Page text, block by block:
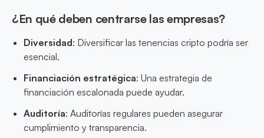
¿En qué deben centrarse las empresas?
Diversidad: Diversificar las tenencias cripto podría ser
esencial.
Financiación estratégica: Una estrategia de
financiación escalonada puede ayudar.
Auditoría: Auditorías regulares pueden asegurar
cumplimiento y transparencia.